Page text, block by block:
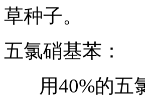
草种子。
五氯硝基苯：
用40%的五